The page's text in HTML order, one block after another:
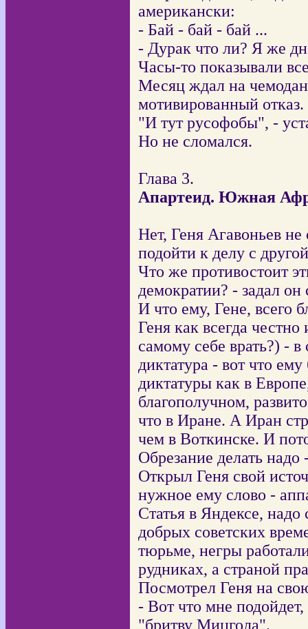
американски:
- Бай - бай - бай ...
- Дурак что ли? Я же
Часы-то показывали
Месяц ждал на
мотивированный отказ.
"И тут русофобы", -
Но не сломался.
Глава 3.
Апартеид. Южная
Нет, Геня Агавоньев
подойти к делу с
Что же противостоит
демократии? - задал
И что ему, Гене, всего
Геня как всегда
самому себе врать?) -
диктатура - вот что
диктатуры как в
благополучном,
что в Иране. А Иран
чем в Воткинске. И
Обрезание делать надо
Открыл Геня свой
нужное ему слово -
Статья в Яндексе, надо
добрых советских
тюрьме, негры
рудниках, а страной
Посмотрел Геня на
- Вот что мне
"бритву Мицгола".